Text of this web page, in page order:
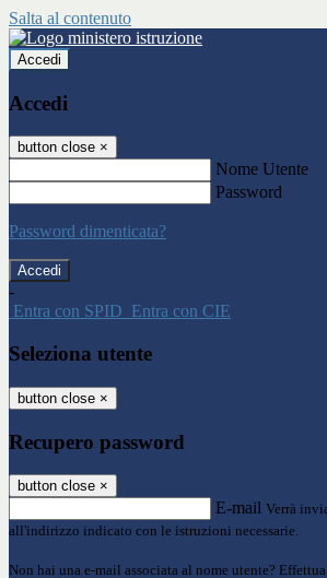
Salta al contenuto
Accedi
Accedi
button close ×
Nome Utente
Password
Password dimenticata?
-
Entra con SPID Entra con CIE
Seleziona utente
button close ×
Recupero password
button close ×
E-mail Verrà
all'indirizzo indicato con le istruzioni necessarie.
Non hai una e-mail associata al nome utente?